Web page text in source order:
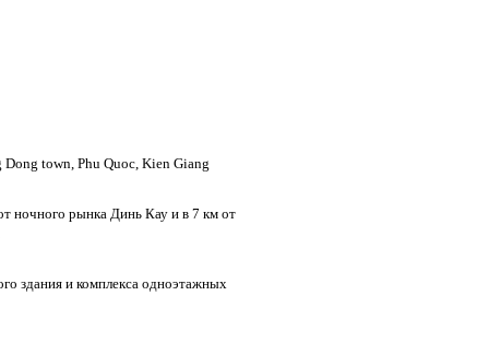
town, Phu Quoc, Kien Giang
ночного рынка Динь Кау и в 7 км от
здания и комплекса одноэтажных